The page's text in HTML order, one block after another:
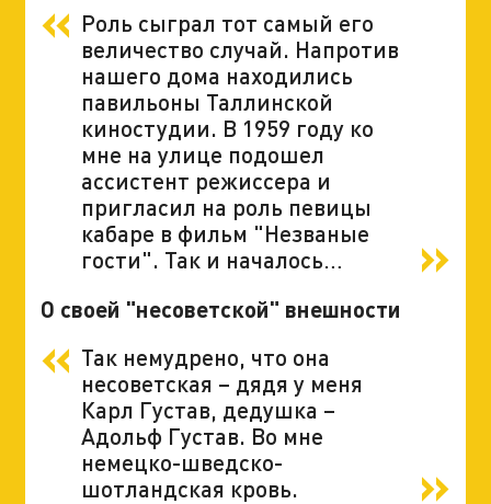
Роль сыграл тот самый его
величество случай. Напротив
нашего дома находились
павильоны Таллинской
киностудии. В 1959 году ко
мне на улице подошел
ассистент режиссера и
пригласил на роль певицы
кабаре в фильм "Незваные
гости". Так и началось…
О своей "несоветской" внешности
Так немудрено, что она
несоветская – дядя у меня
Карл Густав, дедушка –
Адольф Густав. Во мне
немецко-шведско-
шотландская кровь.